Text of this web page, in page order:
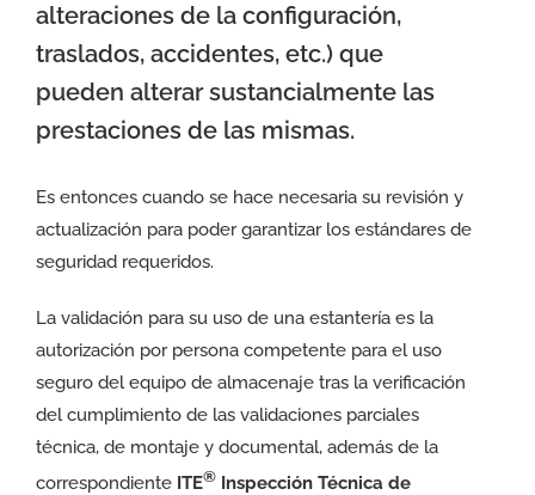
alteraciones de la configuración,
traslados, accidentes, etc.) que
pueden alterar sustancialmente las
prestaciones de las mismas.
Es entonces cuando se hace necesaria su revisión y
actualización para poder garantizar los estándares de
seguridad requeridos.
La validación para su uso de una estantería es la
autorización por persona competente para el uso
seguro del equipo de almacenaje tras la verificación
del cumplimiento de las validaciones parciales
técnica, de montaje y documental, además de la
correspondiente ITE® Inspección Técnica de